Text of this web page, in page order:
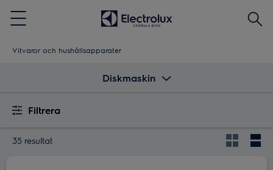
Menu
Sök
Vitvaror och hushållsapparater
Diskmaskin
Filtrera
35 resultat